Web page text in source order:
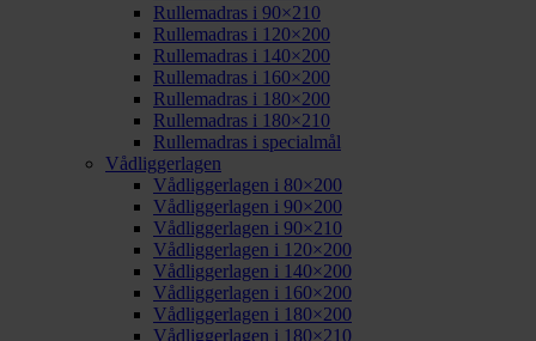
Rullemadras i 90×210
Rullemadras i 120×200
Rullemadras i 140×200
Rullemadras i 160×200
Rullemadras i 180×200
Rullemadras i 180×210
Rullemadras i specialmål
Vådliggerlagen
Vådliggerlagen i 80×200
Vådliggerlagen i 90×200
Vådliggerlagen i 90×210
Vådliggerlagen i 120×200
Vådliggerlagen i 140×200
Vådliggerlagen i 160×200
Vådliggerlagen i 180×200
Vådliggerlagen i 180×210